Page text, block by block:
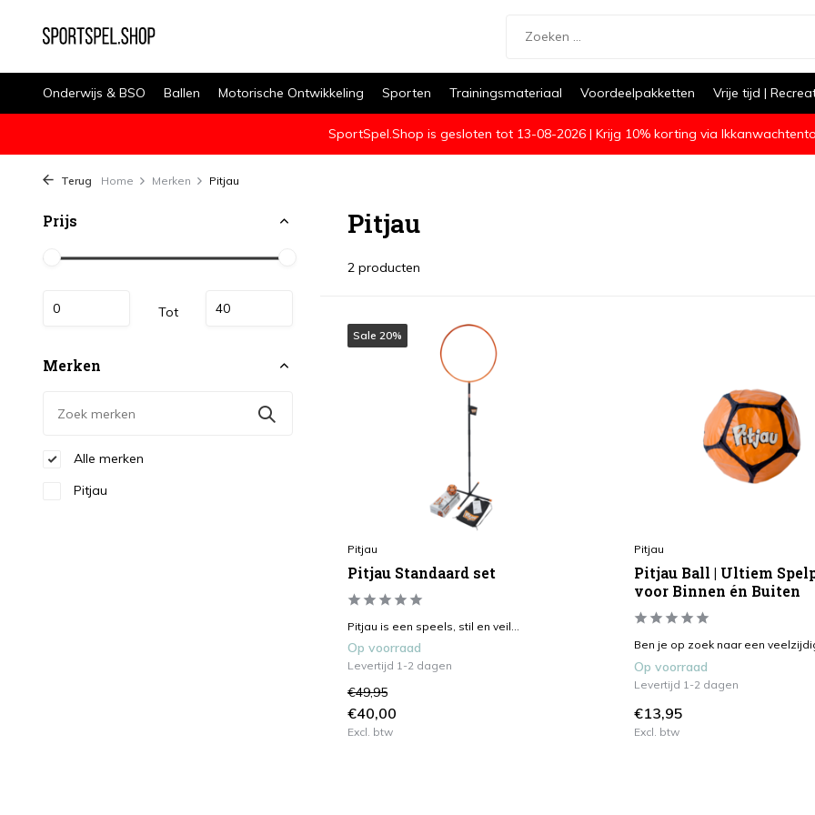
Onderwijs & BSO Ballen Motorische Ontwikkeling Sporten Trainingsmateriaal Voordeelpakketten Vrije tijd |
SportSpel.Shop is gesloten tot 13-08-2026 | Krijg 10% korting via
Terug Home Merken Pitjau
Prijs
Tot
Merken
Alle merken
Pitjau
Pitjau
2 producten
Sale 20%
Pitjau
Pitjau Standaard set
Pitjau is een speels, stil en veil...
Op voorraad
Levertijd 1-2 dagen
€49,95
€40,00
Excl. btw
Pitjau
Pitjau Ball | Ultiem
voor Binnen én Buiten
Ben je op zoek naar een
Op voorraad
Levertijd 1-2 dagen
€13,95
Excl. btw